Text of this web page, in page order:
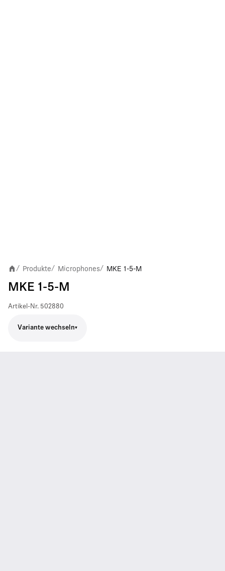
/ Produkte/ Microphones/ MKE 1-5-M
MKE 1-5-M
Artikel-Nr. 502880
Variante wechseln